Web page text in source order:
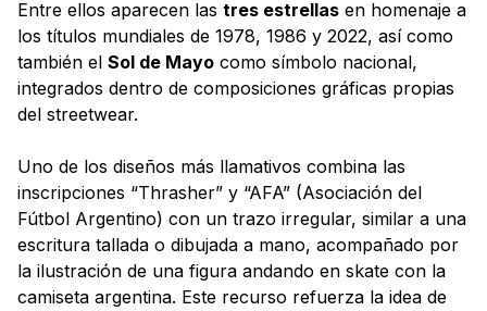
Entre ellos aparecen las tres estrellas en homenaje a
los títulos mundiales de 1978, 1986 y 2022, así como
también el Sol de Mayo como símbolo nacional,
integrados dentro de composiciones gráficas propias
del streetwear.
Uno de los diseños más llamativos combina las
inscripciones “Thrasher” y “AFA” (Asociación del
Fútbol Argentino) con un trazo irregular, similar a una
escritura tallada o dibujada a mano, acompañado por
la ilustración de una figura andando en skate con la
camiseta argentina. Este recurso refuerza la idea de